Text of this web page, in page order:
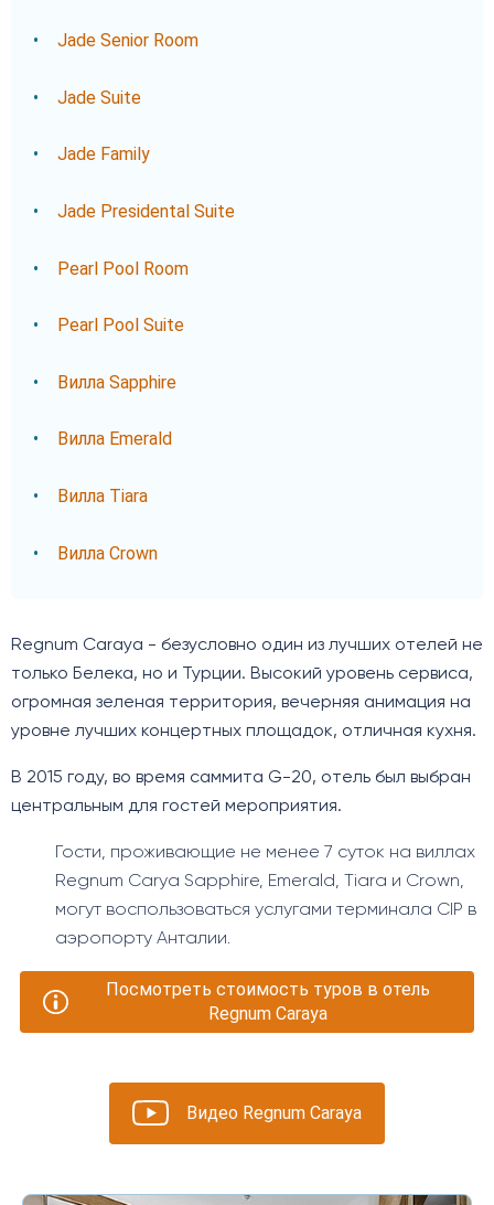
Jade Senior Room
Jade Suite
Jade Family
Jade Presidental Suite
Pearl Pool Room
Pearl Pool Suite
Вилла Sapphire
Вилла Emerald
Вилла Tiara
Вилла Crown
Regnum Caraya - безусловно один из лучших отелей не
только Белека, но и Турции. Высокий уровень сервиса,
огромная зеленая территория, вечерняя анимация на
уровне лучших концертных площадок, отличная кухня.
В 2015 году, во время саммита G-20, отель был выбран
центральным для гостей мероприятия.
Гости, проживающие не менее 7 суток на виллах
Regnum Carya Sapphire, Emerald, Tiara и Crown,
могут воспользоваться услугами терминала CIP в
аэропорту Анталии.
Посмотреть стоимость туров в отель
Regnum Caraya
Видео Regnum Caraya